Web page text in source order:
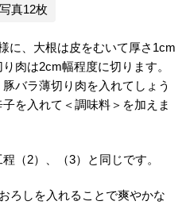
写真12枚
に、大根は皮をむいて厚さ1cm
肉は2cm幅程度に切ります。
バラ薄切り肉を入れてしょう
を入れて＜調味料＞を加えま
（2）、（3）と同じです。
ろしを入れることで爽やかな